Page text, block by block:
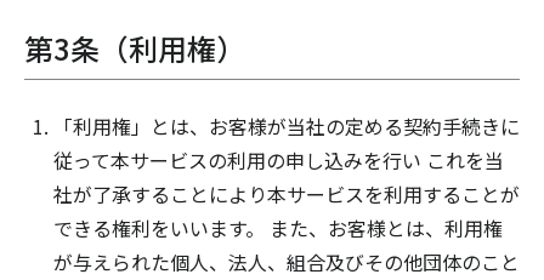
第3条（利用権）
「利用権」とは、お客様が当社の定める契約手続きに
従って本サービスの利用の申し込みを行い これを当
社が了承することにより本サービスを利用することが
できる権利をいいます。 また、お客様とは、利用権
が与えられた個人、法人、組合及びその他団体のこと